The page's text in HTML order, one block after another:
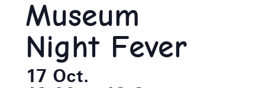
Museum
Night Fever
17 Oct.